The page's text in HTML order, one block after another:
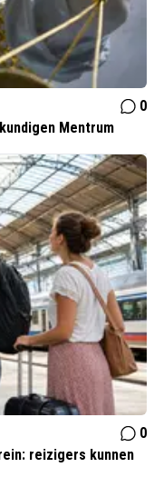
0
Mentrum
0
reizigers kunnen